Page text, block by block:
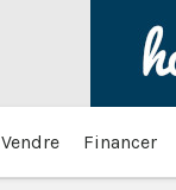
Vendre Financer